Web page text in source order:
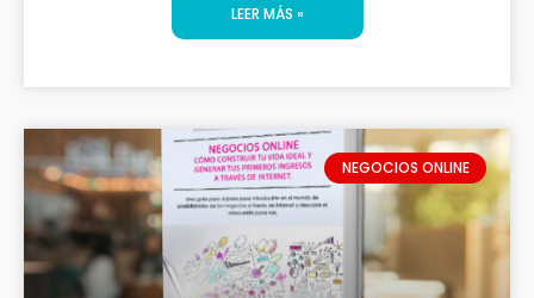
LEER MÁS »
NEGOCIOS ONLINE